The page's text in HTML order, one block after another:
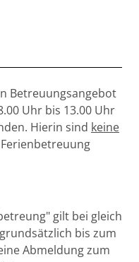
Betreuungsangebot
Uhr bis 13.00 Uhr
Hierin sind keine
Ferienbetreuung
gilt bei gleich
bis zum
Abmeldung zum